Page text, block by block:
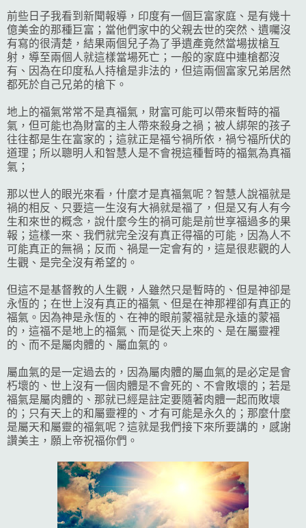
前些日子我看到新聞報導，印度有一個巨富家庭、是有幾十
億美金的那種巨富；當他們家中的父親去世的突然、遺囑沒
有寫的很清楚，結果兩個兒子為了爭遺產竟然當場拔槍互
射，導至兩個人就這樣當場死亡；一般的家庭中連槍都沒
有、因為在印度私人持槍是非法的，但這兩個富家兄弟居然
都死於自己兄弟的槍下。
地上的福氣常常不是真福氣，財富可能可以帶來暫時的福
氣，但可能也為財富的主人帶來殺身之禍；被人綁架的孩子
往往都是生在富家的；這就正是福兮禍所依，禍兮福所伏的
道理；所以聰明人和智慧人是不會視這種暫時的福氣為真福
氣；
那以世人的眼光來看，什麼才是真福氣呢？智慧人說福就是
禍的相反、只要這一生沒有大禍就是福了，但是又有人有今
生和來世的概念，說什麼今生的禍可能是前世享福過多的果
報；這樣一來、我們就完全沒有真正得福的可能，因為人不
可能真正的無禍；反而、禍是一定會有的，這是很悲觀的人
生觀、是完全沒有希望的。
但這不是基督教的人生觀，人雖然只是暫時的、但是神卻是
永恆的；在世上沒有真正的福氣、但是在神那裡卻有真正的
福氣。因為神是永恆的、在神的眼前蒙福就是永遠的蒙福
的，這福不是地上的福氣、而是從天上來的、是在屬靈裡
的、而不是屬肉體的、屬血氣的。
屬血氣的是一定過去的，因為屬肉體的屬血氣的是必定是會
朽壞的、世上沒有一個肉體是不會死的、不會敗壞的；若是
福氣是屬肉體的、那就已經是註定要隨著肉體一起而敗壞
的；只有天上的和屬靈裡的、才有可能是永久的；那麼什麼
是屬天和屬靈的福氣呢？這就是我們接下來所要講的，感謝
讚美主，願上帝祝福你們。